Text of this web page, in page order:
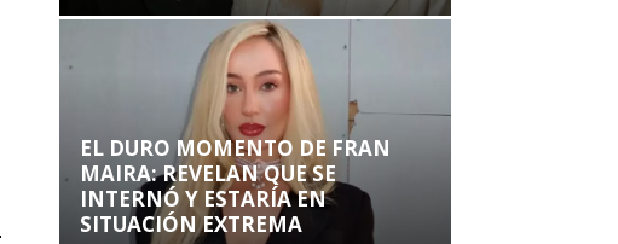
EL DURO MOMENTO DE FRAN
MAIRA: REVELAN QUE SE
INTERNÓ Y ESTARÍA EN
SITUACIÓN EXTREMA